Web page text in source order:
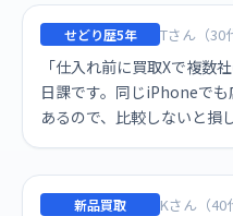
せどり歴5年 Tさん（30
「仕入れ前に買取Xで複数
日課です。同じiPhoneで
あるので、比較しないと損
新品買取 Kさん（40